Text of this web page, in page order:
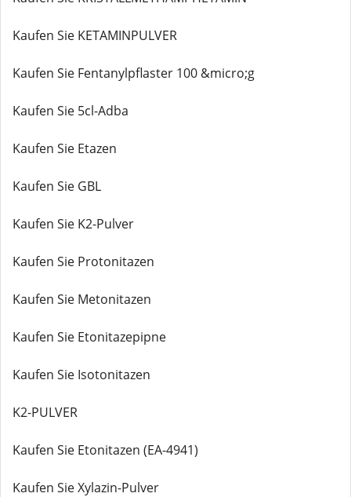
Kaufen Sie KETAMINPULVER
Kaufen Sie Fentanylpflaster 100 &micro;g
Kaufen Sie 5cl-Adba
Kaufen Sie Etazen
Kaufen Sie GBL
Kaufen Sie K2-Pulver
Kaufen Sie Protonitazen
Kaufen Sie Metonitazen
Kaufen Sie Etonitazepipne
Kaufen Sie Isotonitazen
K2-PULVER
Kaufen Sie Etonitazen (EA-4941)
Kaufen Sie Xylazin-Pulver